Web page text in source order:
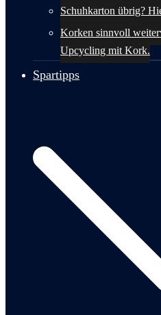
Schuhkarton übrig?
Korken sinnvoll
Upcycling mit Kork.
Spartipps